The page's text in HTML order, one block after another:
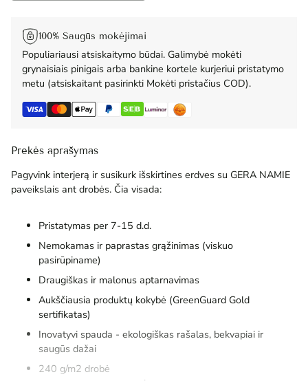
100% Saugūs mokėjimai
Populiariausi atsiskaitymo būdai. Galimybė mokėti
grynaisiais pinigais arba bankine kortele kurjeriui pristatymo
metu (atsiskaitant pasirinkti Mokėti pristačius COD).
Prekės aprašymas
Pagyvink interjerą ir susikurk išskirtines erdves su GERA NAMIE
paveikslais ant drobės. Čia visada:
Pristatymas per 7-15 d.d.
Nemokamas ir paprastas grąžinimas (viskuo
pasirūpiname)
Draugiškas ir malonus aptarnavimas
Aukščiausia produktų kokybė (GreenGuard Gold
sertifikatas)
Inovatyvi spauda - ekologiškas rašalas, bekvapiai ir
saugūs dažai
240 g/m2 drobė